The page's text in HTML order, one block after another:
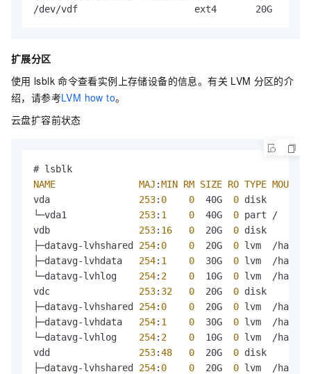
/dev/vdf                     ext4       20G
扩展分区
使用 lsblk 命令查看实例上存储设备的信息。有关 LVM 分区的介
绍，请参考LVM how to。
云盘扩容前状态
NAME
MAJ :MIN RM SIZE RO TYPE
vda 253: 0 0
  40G
0 disk
└─vda1 253: 1 0
  40G
0 part /
vdb 253: 16 0
  20G
0 disk
├─datavg-lvhshared 254: 0 0
  20G
0 lvm  /hana/
├─datavg-lvhdata 254: 1 0
  30G
0 lvm  /hana/
└─datavg-lvhlog 254: 2 0
  10G
0 lvm  /hana/
vdc 253: 32 0
  20G
0 disk
├─datavg-lvhshared 254: 0 0
  20G
0 lvm  /hana/
├─datavg-lvhdata 254: 1 0
  30G
0 lvm  /hana/
└─datavg-lvhlog 254: 2 0
  10G
0 lvm  /hana/
vdd 253:48 0
  20G
0 disk
├─datavg-lvhshared 254: 0 0
  20G
0 lvm  /hana/